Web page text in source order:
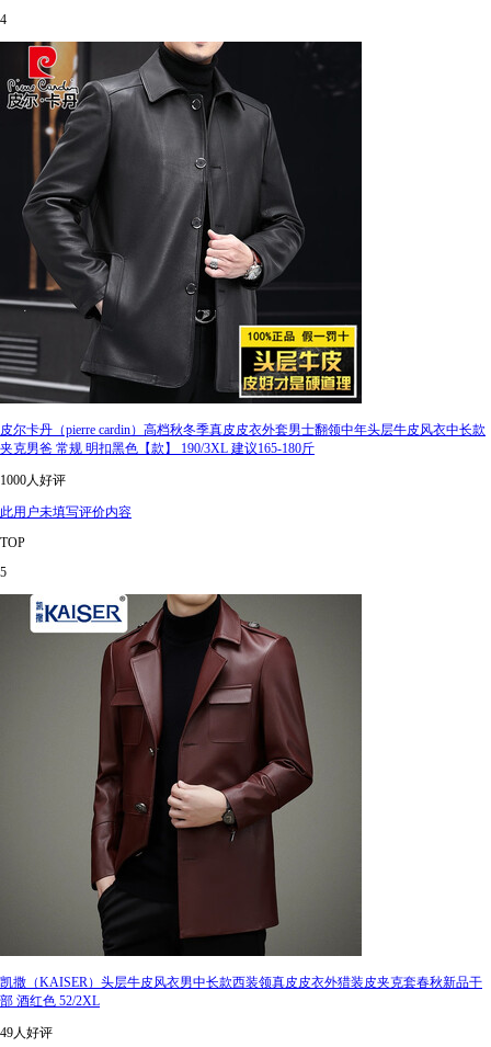
4
皮尔卡丹（pierre cardin）高档秋冬季真皮皮衣外套男士翻领中年头层牛皮风衣中长款
夹克男爸 常规 明扣黑色【款】 190/3XL 建议165-180斤
1000人好评
此用户未填写评价内容
TOP
5
凯撒（KAISER）头层牛皮风衣男中长款西装领真皮皮衣外猎装皮夹克套春秋新品干
部 酒红色 52/2XL
49人好评